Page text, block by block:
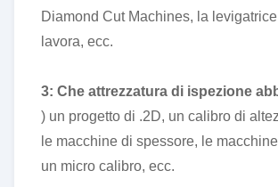
Diamond Cut Machines, la
lavora, ecc.
3: Che attrezzatura di ispezione
) un progetto di .2D, un calibro di
le macchine di spessore, le
un micro calibro, ecc.